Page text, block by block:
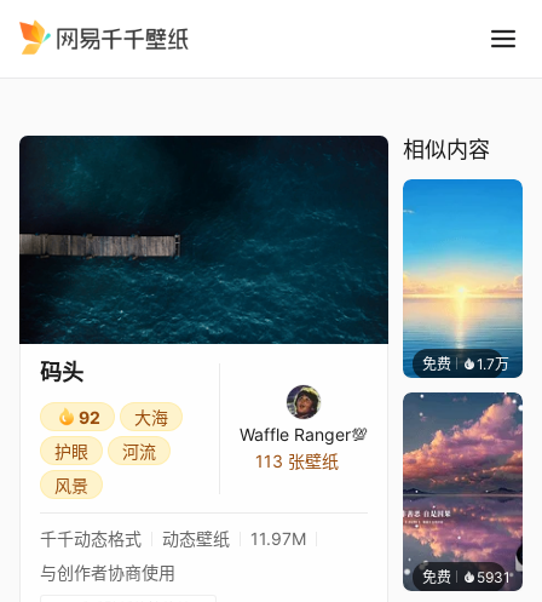
码头
92
大海
护眼
河流
风景
Waffle Ranger💯
113 张壁纸
千千动态格式 动态壁纸
11.97M
与创作者协商使用
相似内容
免费 1.7万Ruth
免费 5931冰茶